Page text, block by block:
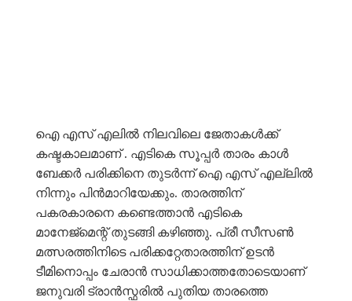
ഐ എസ് എലിൽ നിലവിലെ ജേതാകൾക്ക്
കഷ്ടകാലമാണ് . എടികെ സൂപ്പർ താരം കാൾ
ബേക്കർ പരിക്കിനെ തുടർന്ന് ഐ എസ് എല്ലിൽ
നിന്നും പിൻമാറിയേക്കും. താരത്തിന്
പകരകാരനെ കണ്ടെത്താൻ എടികെ
മാനേജ്മെന്റ് തുടങ്ങി കഴിഞ്ഞു. പ്രീ സീസൺ
മത്സരത്തിനിടെ പരിക്കറ്റേതാരത്തിന് ഉടൻ
ടീമിനൊപ്പം ചേരാൻ സാധിക്കാത്തതോടെയാണ്
ജനുവരി ട്രാൻസ്ഫരിൽ പുതിയ താരത്തെ